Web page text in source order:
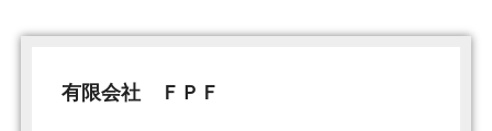
有限会社 ＦＰＦ